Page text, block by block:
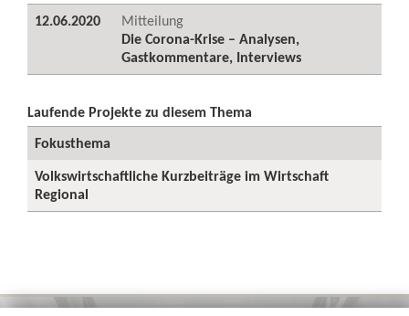
12.06.2020
Mitteilung
Die Corona-Krise – Analysen,
Gastkommentare, Interviews
Laufende Projekte zu diesem Thema
Fokusthema
Volkswirtschaftliche Kurzbeiträge im Wirtschaft
Regional